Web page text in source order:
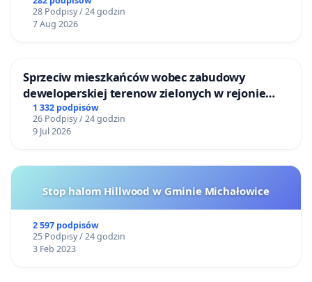
28 Podpisy / 24 godzin
7 Aug 2026
Sprzeciw mieszkańców wobec zabudowy
deweloperskiej terenow zielonych w rejonie
Bulwarów Straceńskich w Bielsku-Białej
1 332 podpisów
26 Podpisy / 24 godzin
9 Jul 2026
Stop halom Hillwood w Gminie Michałowice
2 597 podpisów
25 Podpisy / 24 godzin
3 Feb 2023